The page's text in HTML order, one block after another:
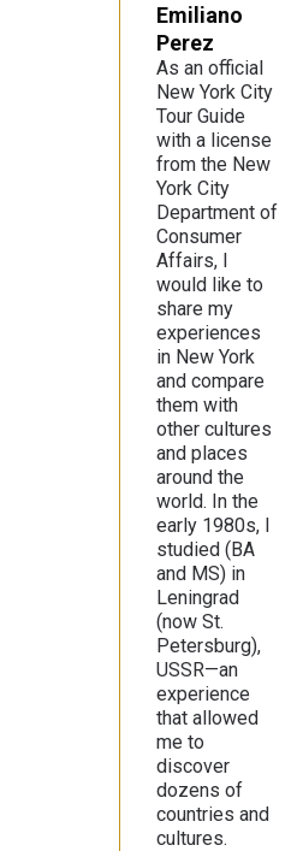
Emiliano
Perez
As an official
New York City
Tour Guide
with a license
from the New
York City
Department of
Consumer
Affairs, I
would like to
share my
experiences
in New York
and compare
them with
other cultures
and places
around the
world. In the
early 1980s, I
studied (BA
and MS) in
Leningrad
(now St.
Petersburg),
USSR—an
experience
that allowed
me to
discover
dozens of
countries and
cultures.